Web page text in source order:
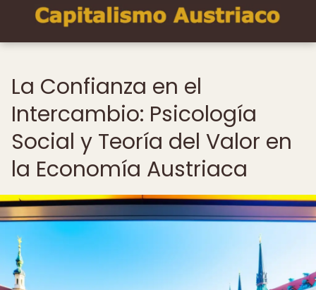
La Confianza en el
Intercambio: Psicología
Social y Teoría del Valor en
la Economía Austriaca